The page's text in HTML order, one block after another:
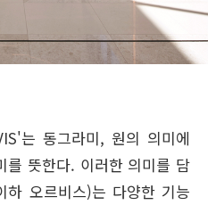
는 동그라미, 원의 의미에
를 뜻한다. 이러한 의미를 담
하 오르비스)는 다양한 기능